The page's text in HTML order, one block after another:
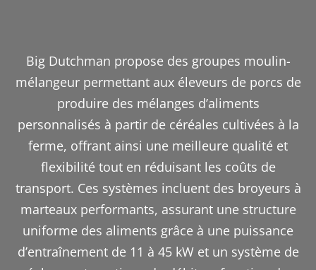
Big Dutchman propose des groupes moulin-
mélangeur permettant aux éleveurs de porcs de
produire des mélanges d’aliments
personnalisés à partir de céréales cultivées à la
ferme, offrant ainsi une meilleure qualité et
flexibilité tout en réduisant les coûts de
transport. Ces systèmes incluent des broyeurs à
marteaux performants, assurant une structure
uniforme des aliments grâce à une puissance
d’entraînement de 11 à 45 kW et un système de